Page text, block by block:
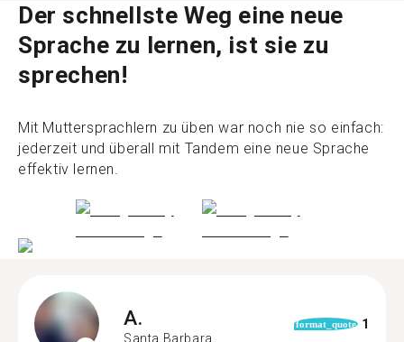
Der schnellste Weg eine neue
Sprache zu lernen, ist sie zu
sprechen!
Mit Muttersprachlern zu üben war noch nie so einfach:
jederzeit und überall mit Tandem eine neue Sprache
effektiv lernen.
A.
Santa Barbara
format_quote 1